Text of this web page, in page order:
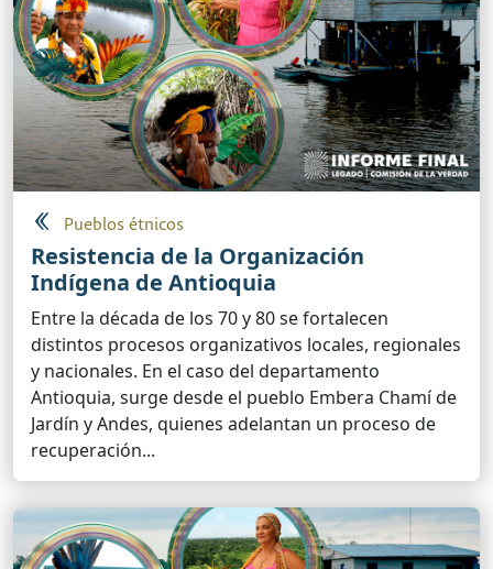
Pueblos étnicos
Resistencia de la Organización
Indígena de Antioquia
Entre la década de los 70 y 80 se fortalecen
distintos procesos organizativos locales, regionales
y nacionales. En el caso del departamento
Antioquia, surge desde el pueblo Embera Chamí de
Jardín y Andes, quienes adelantan un proceso de
recuperación...